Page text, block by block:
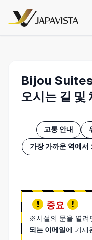
Bijou
오시는 길 및
교통 안내
가장 가까운 역에서
중요
※시설의 문을 열
되는 이메일에 기재